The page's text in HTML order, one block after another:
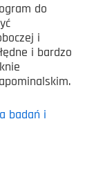
do
i
i bardzo
badań i